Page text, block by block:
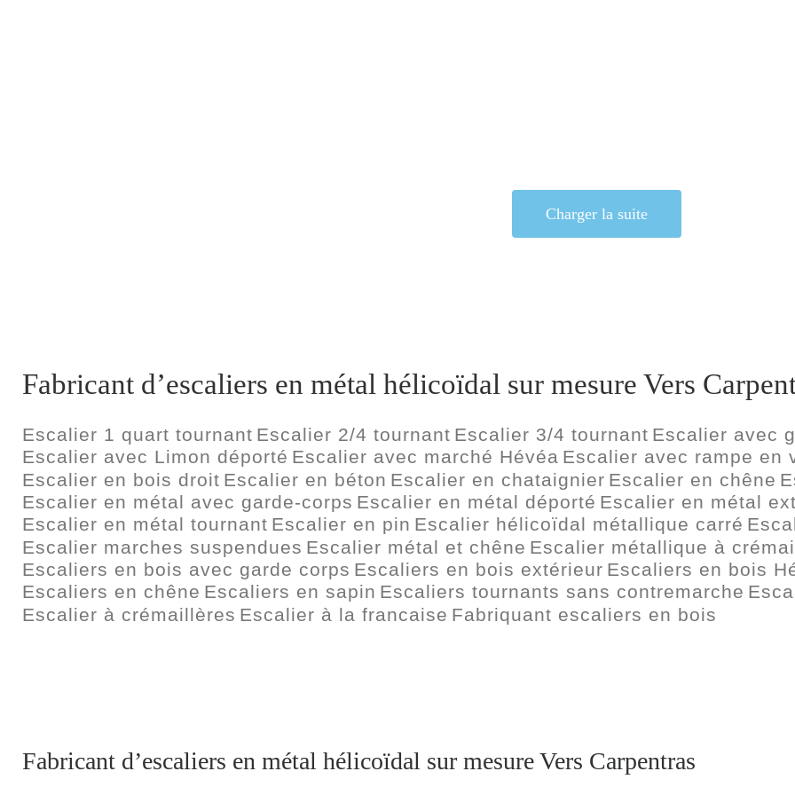
Charger la suite
Fabricant d’escaliers en métal hélicoïdal sur mesure Vers
Escalier 1 quart tournant Escalier 2/4 tournant Escalier 3/4 tournant Escalier avec
Escalier avec Limon déporté Escalier avec marché Hévéa Escalier avec rampe en
Escalier en bois droit Escalier en béton Escalier en chataignier Escalier en chêne
Escalier en métal avec garde-corps Escalier en métal déporté Escalier en métal
Escalier en métal tournant Escalier en pin Escalier hélicoïdal métallique carré
Escalier marches suspendues Escalier métal et chêne Escalier métallique à
Escaliers en bois avec garde corps Escaliers en bois extérieur Escaliers en bois
Escaliers en chêne Escaliers en sapin Escaliers tournants sans contremarche
Escalier à crémaillères Escalier à la francaise Fabriquant escaliers en bois
Fabricant d’escaliers en métal hélicoïdal sur mesure Vers Carpentras